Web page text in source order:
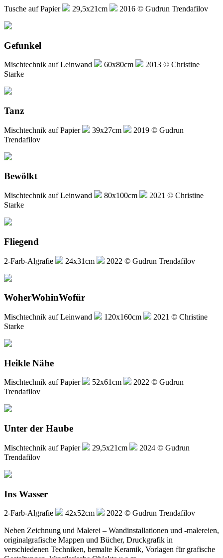
Tusche auf Papier 29,5x21cm 2016 © Gudrun Trendafilov
Gefunkel
Mischtechnik auf Leinwand 60x80cm
2013 © Christine
Starke
Tanz
Mischtechnik auf Papier 39x27cm
2019 © Gudrun
Trendafilov
Bewölkt
Mischtechnik auf Leinwand 80x100cm
2021 © Christine
Starke
Fliegend
2-Farb-Algrafie 24x31cm 2022 © Gudrun Trendafilov
WoherWohinWofür
Mischtechnik auf Leinwand 120x160cm
2021 © Christine
Starke
Heikle Nähe
Mischtechnik auf Papier 52x61cm
2022 © Gudrun
Trendafilov
Unter der Haube
Mischtechnik auf Papier 29,5x21cm
2024 © Gudrun
Trendafilov
Ins Wasser
2-Farb-Algrafie 42x52cm 2022 © Gudrun Trendafilov
Neben Zeichnung und Malerei – Wandinstallationen und -malereien,
originalgrafische Mappen und Bücher, Druckgrafik in
verschiedenen Techniken, bemalte Keramik, Vorlagen für grafische